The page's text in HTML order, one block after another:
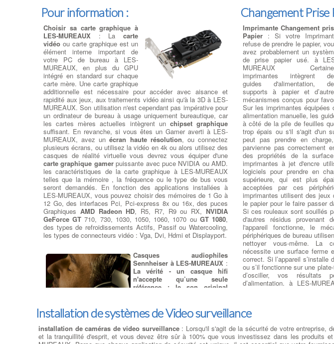
disque dur ou ssd: Si vous
avez malheureusement subi une
panne de disque dur ou de SSD
entraînant une perte de vos
données, vous savez à quel
point il peut être coûteux de les
récupérer intégralement. à LES-MUREAUX Nous pouvons vous
aider en évaluant en quelques minutes si votre disque est
récupérable en magasin ou s'il présente une défaillance
mécanique nécessitant son envoi à un laboratoire spécialisé
dans la récupération de données. Vous pensez avez perdu vos
données ? La récupération totale ou partielle de données est
possible à LES-MUREAUX.
Remplacer un ventilateur pour
CPU Ventirad:Changement
Ventilation et Thermique:
Souvent, un ventilateur
commencera à émettre
d'étranges bruits de grincement
ou des vibrations en vitesse de
pointe. Parfois, il n'y a aucun
avertissement et un ventilateur s'arrête silencieusement. Si l'un
des ventilateurs s'est arrêté, vérifiez qu'il est connecté. à LES-
MUREAUX Si le ventilateur est connecté et ne tourne toujours
pas, il doit être remplacé. Le ventilateur d'évacuation est monté
à l'arrière du boîtier pour évacuer l'air chaud. Les ventilateurs
d'extraction peuvent également être montés sur le dessus du
boîtier, tandis que les ventilateurs d'admission sont
MUREAUX Si tous les ventilateurs de votre système
fonctionnent, mais que le système fonctionne à chaud ou est
instable, vous pouvez ajouter d'autres ventilateurs. Si votre
boîtier ne peut plus supporter de ventilateurs ou devient trop
fort, envisagez un refroidissement liquide .
cartes d’extension Pcie:Ajout
Carte d'Extension: Nous
remplaçons ou rajoutons la carte
contrôleur adaptée à la
Pour information :
Choisir sa carte graphique à
LES-MUREAUX : La carte
vidéo ou carte graphique est un
élément interne important de
votre PC de bureau à LES-
MUREAUX, en plus du GPU
intégré en standard sur chaque
carte mère. Une carte graphique
additionnelle est nécessaire pour accéder avec aisance et
rapidité aux jeux, aux traitements vidéo ainsi qu'à la 3D à LES-
MUREAUX. Son utilisation n'est cependant pas impérative pour
un ordinateur de bureau à usage uniquement bureautique, car
les cartes mères actuelles intègrent un chipset graphique
suffisant. En revanche, si vous êtes un Gamer averti à LES-
MUREAUX, avez unécran haute résolution, ou connectez
plusieurs écrans, ou utilisez la vidéo en 4k ou alors utilisez des
casques de réalité virtuelle vous devrez vous équiper d'une
carte graphique gamerpuissante avec puce NVIDIA ou AMD.
les caractéristiques de la carte graphique à LES-MUREAUX
telles que la mémoire , la fréquence ou le type de bus vous
seront demandés. En fonction des applications installées à
LES-MUREAUX, vous pouvez choisir des mémoires de 1 Go à
12 Go, des interfaces Pci, Pci-express 8x ou 16x, des puces
Graphiques AMD Radeon HD, R5, R7, R9 ou RX, NVIDIA
GeForce GT 710, 730, 1030, 1050, 1060, 1070 ou GT 1080,
des types de refroidissements Actifs, Passif ou Watercooling,
les types de connecteurs vidéo : Vga, Dvi, Hdmi et Displayport.
Casques audiophiles
Sennheiser à LES-MUREAUX :
La vérité - un casque hifi
n'accepte qu’une seule
référence : le son original
avant tout à une chose : la
vérité musicale. De plus, ils sont si légers et confortables qu’ils
vont jusqu’à vous faire oublier que vous les portez. Mais le
must à LES-MUREAUX, c’est qu'ils canalisent le son dans
Changement Prise
Imprimante Changement
Papier : Si votre
refuse de prendre le papier,
avez probablement un
de prise papier usé. à
MUREAUX
imprimantes intègrent
guides d'alimentation,
supports à papier et
mécanismes conçus pour
Sur les imprimantes
alimentation manuelle, les
à côté de la pile de feuilles
trop épais ou s'il s'agit d'un
peut pas prendre en
parvienne pas correctement
des propriétés de la
imprimantes à jet d'encre
logiciels pour prendre en
supérieure, qui est plus
acceptées par ces
imprimantes utilisent des jeux
le papier pour le faire passer
Si ces rouleaux sont souillés
d'autres résidus provenant
l'appareil fonctionne, le
périphériques de bureau
nettoyer vous-même. La
nécessite une surface ferme
correct. Si l’appareil s’installe
ou s’il fonctionne sur une
d’osciller, vos résultats
d’alimentation. à LES-
stocké sous un poids
support, les rendant ainsi
Installation de systèmes de Video surveillance
installation de caméras de video surveillance: Lorsqu'il s'agit de la sécurité de votre entreprise,
et la tranquillité d'esprit, et vous devez être sûr à 100% que vous investissez dans les produits